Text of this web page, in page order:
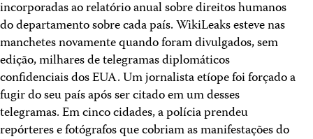
incorporadas ao relatório anual sobre direitos humanos
do departamento sobre cada país. WikiLeaks esteve nas
manchetes novamente quando foram divulgados, sem
edição, milhares de telegramas diplomáticos
confidenciais dos EUA. Um jornalista etíope foi forçado a
fugir do seu país após ser citado em um desses
telegramas. Em cinco cidades, a polícia prendeu
repórteres e fotógrafos que cobriam as manifestações do